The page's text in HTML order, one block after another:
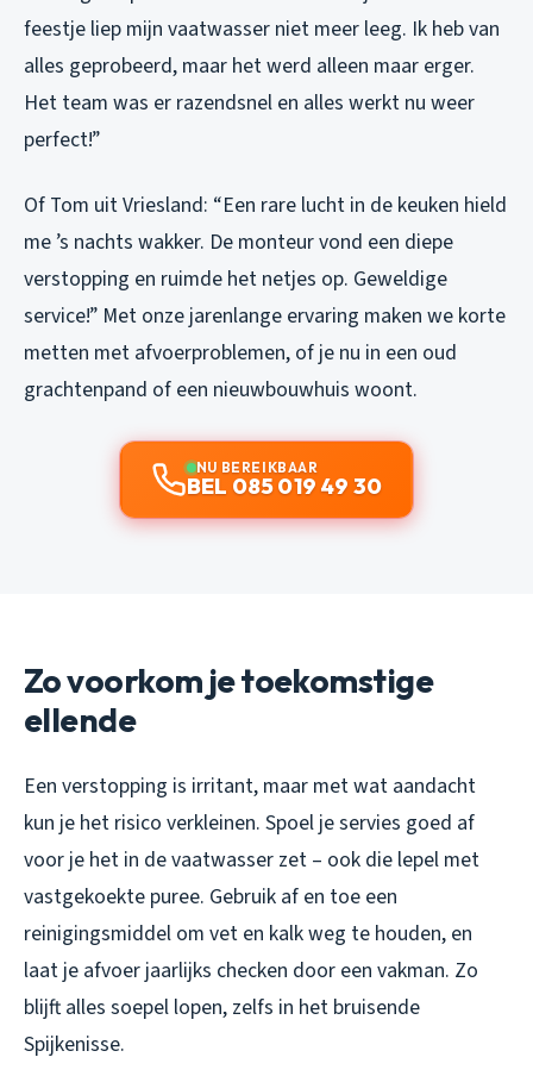
feestje liep mijn vaatwasser niet meer leeg. Ik heb van
alles geprobeerd, maar het werd alleen maar erger.
Het team was er razendsnel en alles werkt nu weer
perfect!”
Of Tom uit Vriesland: “Een rare lucht in de keuken hield
me ’s nachts wakker. De monteur vond een diepe
verstopping en ruimde het netjes op. Geweldige
service!” Met onze jarenlange ervaring maken we korte
metten met afvoerproblemen, of je nu in een oud
grachtenpand of een nieuwbouwhuis woont.
NU BEREIKBAAR
BEL 085 019 49 30
Zo voorkom je toekomstige
ellende
Een verstopping is irritant, maar met wat aandacht
kun je het risico verkleinen. Spoel je servies goed af
voor je het in de vaatwasser zet – ook die lepel met
vastgekoekte puree. Gebruik af en toe een
reinigingsmiddel om vet en kalk weg te houden, en
laat je afvoer jaarlijks checken door een vakman. Zo
blijft alles soepel lopen, zelfs in het bruisende
Spijkenisse.